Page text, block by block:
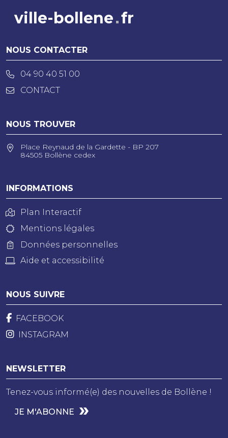
ville-bollene fr
NOUS CONTACTER
04 90 40 51 00
CONTACT
NOUS TROUVER
Place Reynaud de la Gardette - BP 207
84505 Bollène cedex
INFORMATIONS
Plan Interactif
Mentions légales
Données personnelles
Aide et accessibilité
NOUS SUIVRE
FACEBOOK
INSTAGRAM
NEWSLETTER
Tenez-vous informé(e) des nouvelles de Bollène !
JE M'ABONNE